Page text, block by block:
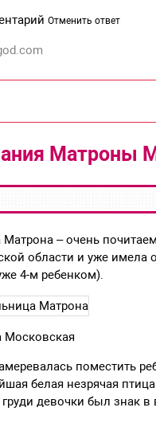
Отменить ответ
Матроны
– очень
области и уже
4-м ребенком).
Московская
поместить
белая незрячая
груди девочки был знак